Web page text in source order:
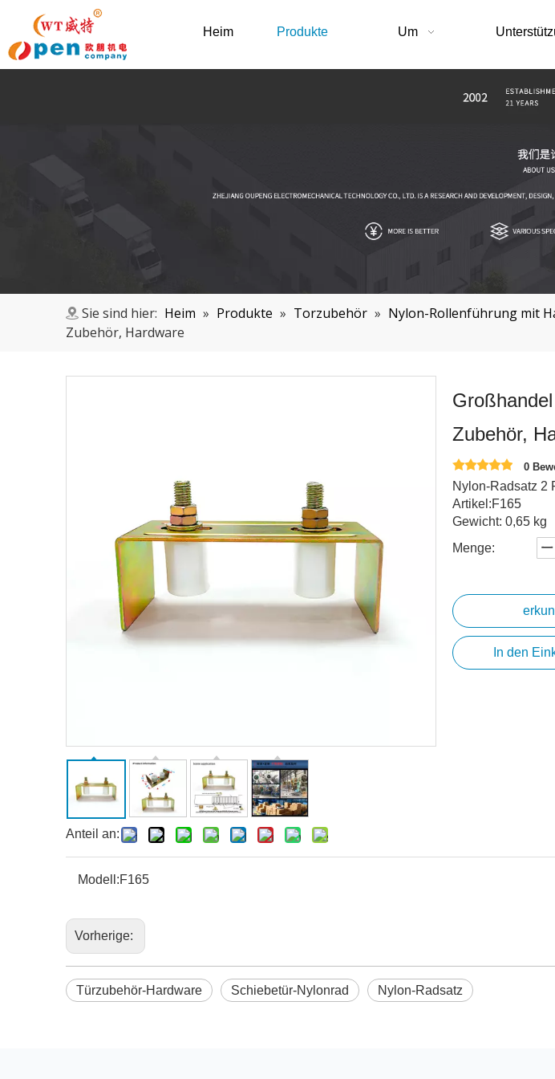
Heim Produkte Um
Sie sind hier: Heim » Produkte » Torzubehör » Nylon-Rollenführung mit
Zubehör, Hardware
Anteil an:
Zubehör,
0
Nylon-Radsatz 2
Artikel:F165
Gewicht: 0,65 kg
Menge:
In den
Modell:F165
Vorherige:
Türzubehör-Hardware Schiebetür-Nylonrad Nylon-Radsatz